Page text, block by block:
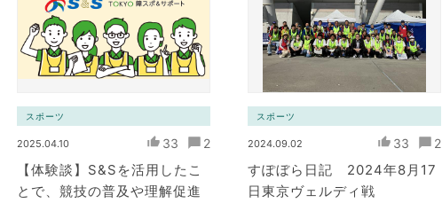
スポーツ
2025.04.10 33 2
【体験談】S&Sを活用したこ
とで、競技の普及や理解促進
スポーツ
2024.09.02 33 2
すぽぼら日記 2024年8月17
日東京ヴェルディ戦